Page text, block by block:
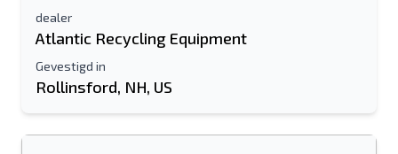
dealer
Atlantic Recycling Equipment
Gevestigd in
Rollinsford, NH, US